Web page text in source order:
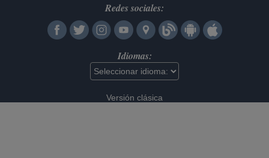
Redes sociales:
Idiomas:
Versión clásica